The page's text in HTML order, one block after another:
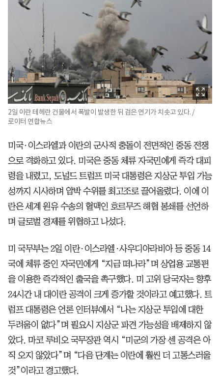
2일 이란 테헤란 건물에서 폭발이 발생한 뒤 검은 연기가 치솟고 있다. /
로이터 연합뉴스
미국·이스라엘과 이란의 군사적 충돌이 전면적인 중동 전쟁
으로 격화하고 있다. 미국은 중동 체류 자국민에게 즉각 대피
령을 내렸고, 도널드 트럼프 미국 대통령은 지상군 투입 가능
성까지 시사하며 압박 수위를 최고조로 끌어올렸다. 이에 이
란은 세계 원유 수송의 혈맥인 호르무즈 해협 봉쇄를 선언하
며 글로벌 경제를 위협하고 나섰다.
미 국무부는 2일 이란·이스라엘·사우디아라비아 등 중동 14
국에 체류 중인 자국민에게 “지금 떠나라”며 상업용 교통편
을 이용한 즉각적인 출국을 촉구했다. 미 고위 당국자는 향후
24시간 내 대이란 공격이 크게 증가할 것이라고 예고했다. 트
럼프 대통령은 언론 인터뷰에서 “나는 지상군 투입에 대한
두려움이 없다”며 필요시 지상군 파견 가능성을 배제하지 않
았다. 마코 루비오 국무장관 역시 “미군의 가장 센 공격은 아
직 오지 않았다”며 “다음 단계는 이란에 훨씬 더 고통스러울
것”이라고 경고했다.